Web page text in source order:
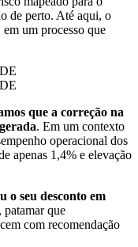
de perto. Até aqui, o
um processo que
que a correção na
. Em um contexto
operacional dos
apenas 1,4% e elevação
o seu desconto em
, patamar que
com recomendação